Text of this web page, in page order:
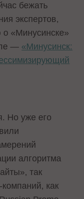
бежать
экспертов,
«Минусинске»
— «Минусинск:
Но уже его
алгоритма
так
как